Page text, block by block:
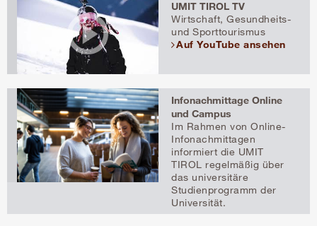
UMIT TIROL TV
Wirtschaft, Gesundheits-
und Sporttourismus
Auf YouTube ansehen
Infonachmittage Online
und Campus
Im Rahmen von Online-
Infonachmittagen
informiert die UMIT
TIROL regelmäßig über
das universitäre
Studienprogramm der
Universität.